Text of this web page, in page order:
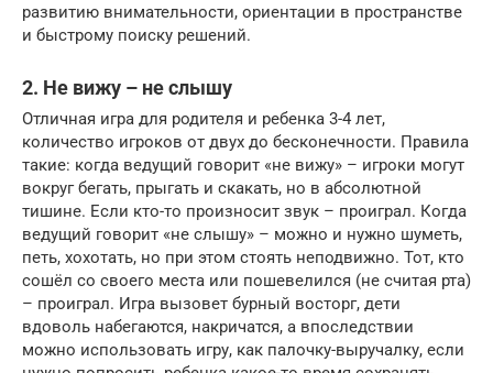
развитию внимательности, ориентации в пространстве
и быстрому поиску решений.
2. Не вижу – не слышу
Отличная игра для родителя и ребенка 3-4 лет,
количество игроков от двух до бесконечности. Правила
такие: когда ведущий говорит «не вижу» – игроки могут
вокруг бегать, прыгать и скакать, но в абсолютной
тишине. Если кто-то произносит звук – проиграл. Когда
ведущий говорит «не слышу» – можно и нужно шуметь,
петь, хохотать, но при этом стоять неподвижно. Тот, кто
сошёл со своего места или пошевелился (не считая рта)
– проиграл. Игра вызовет бурный восторг, дети
вдоволь набегаются, накричатся, а впоследствии
можно использовать игру, как палочку-выручалку, если